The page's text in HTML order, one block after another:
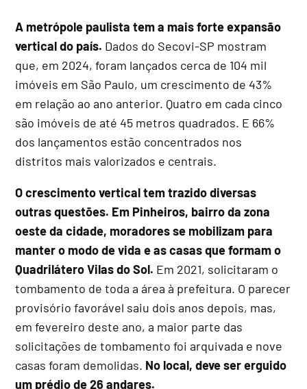
A metrópole paulista tem a mais forte expansão
vertical do país. Dados do Secovi-SP mostram
que, em 2024, foram lançados cerca de 104 mil
imóveis em São Paulo, um crescimento de 43%
em relação ao ano anterior. Quatro em cada cinco
são imóveis de até 45 metros quadrados. E 66%
dos lançamentos estão concentrados nos
distritos mais valorizados e centrais.
O crescimento vertical tem trazido diversas
outras questões. Em Pinheiros, bairro da zona
oeste da cidade, moradores se mobilizam para
manter o modo de vida e as casas que formam o
Quadrilátero Vilas do Sol. Em 2021, solicitaram o
tombamento de toda a área à prefeitura. O parecer
provisório favorável saiu dois anos depois, mas,
em fevereiro deste ano, a maior parte das
solicitações de tombamento foi arquivada e nove
casas foram demolidas. No local, deve ser erguido
um prédio de 26 andares.